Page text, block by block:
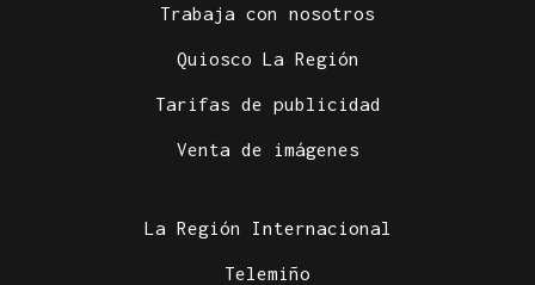
Trabaja con nosotros
Quiosco La Región
Tarifas de publicidad
Venta de imágenes
La Región Internacional
Telemiño